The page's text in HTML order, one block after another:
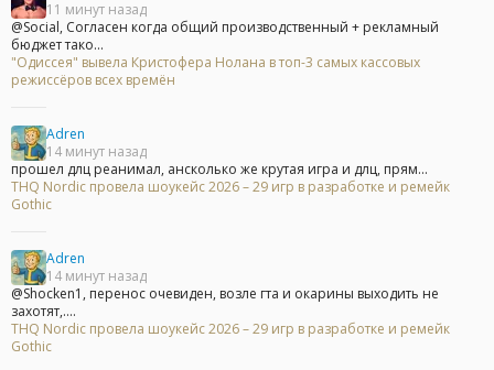
11 минут назад
@Social, Согласен когда общий производственный + рекламный
бюджет тако...
"Одиссея" вывела Кристофера Нолана в топ-3 самых кассовых
режиссёров всех времён
Adren
14 минут назад
прошел длц реанимал, ансколько же крутая игра и длц, прям...
THQ Nordic провела шоукейс 2026 – 29 игр в разработке и ремейк
Gothic
Adren
14 минут назад
@Shocken1, перенос очевиден, возле гта и окарины выходить не
захотят,....
THQ Nordic провела шоукейс 2026 – 29 игр в разработке и ремейк
Gothic